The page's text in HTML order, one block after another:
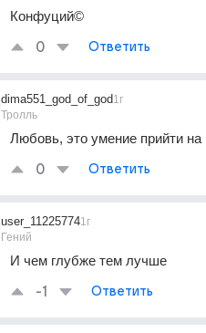
Конфуций©️
0 Ответить
dima551_god_of_god
Тролль
1г
Любовь, это умение прийти
0 Ответить
user_11225774
Гений
1г
И чем глубже тем лучше
-1 Ответить